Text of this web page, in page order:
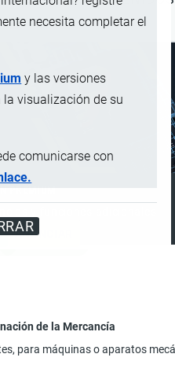
necesita completar el
y las versiones
visualización de su
comunicarse con
ANUNCIAR
de la Mercancía
para máquinas o aparatos